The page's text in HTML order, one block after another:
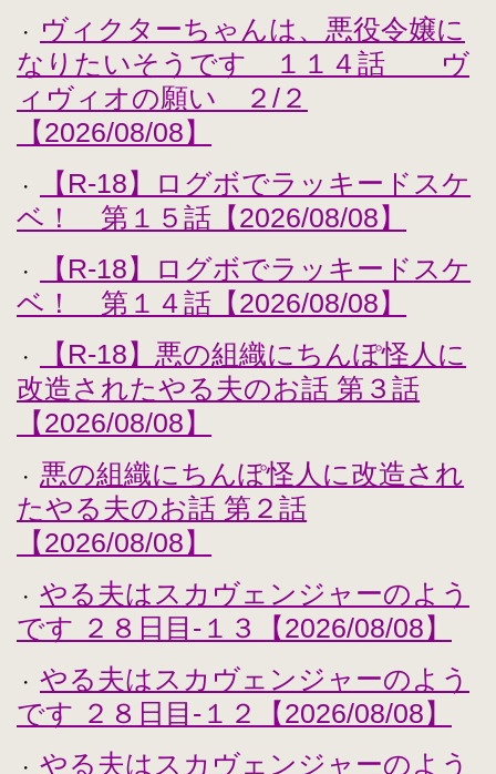
・
ヴィクターちゃんは、悪役令嬢に
なりたいそうです １１４話 ヴ
ィヴィオの願い ２/２
【2026/08/08】
・
【R-18】ログボでラッキードスケ
ベ！ 第１５話【2026/08/08】
・
【R-18】ログボでラッキードスケ
ベ！ 第１４話【2026/08/08】
・
【R-18】悪の組織にちんぽ怪人に
改造されたやる夫のお話 第３話
【2026/08/08】
・
悪の組織にちんぽ怪人に改造され
たやる夫のお話 第２話
【2026/08/08】
・
やる夫はスカヴェンジャーのよう
です ２８日目-１３【2026/08/08】
・
やる夫はスカヴェンジャーのよう
です ２８日目-１２【2026/08/08】
・
やる夫はスカヴェンジャーのよう